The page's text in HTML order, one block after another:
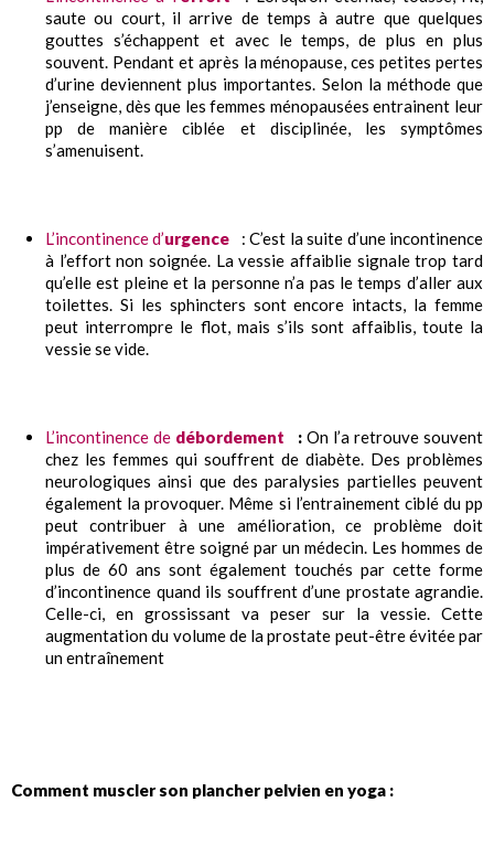
saute ou court, il arrive de temps à autre que quelques
gouttes s’échappent et avec le temps, de plus en plus
souvent. Pendant et après la ménopause, ces petites pertes
d’urine deviennent plus importantes. Selon la méthode que
j’enseigne, dès que les femmes ménopausées entrainent leur
pp de manière ciblée et disciplinée, les symptômes
s’amenuisent.
L’incontinence d’urgence
: C’est la suite d’une incontinence
à l’effort non soignée. La vessie affaiblie signale trop tard
qu’elle est pleine et la personne n’a pas le temps d’aller aux
toilettes. Si les sphincters sont encore intacts, la femme
peut interrompre le flot, mais s’ils sont affaiblis, toute la
vessie se vide.
L’incontinence de débordement : On l’a retrouve souvent
chez les femmes qui souffrent de diabète. Des problèmes
neurologiques ainsi que des paralysies partielles peuvent
également la provoquer. Même si l’entrainement ciblé du pp
peut contribuer à une amélioration, ce problème doit
impérativement être soigné par un médecin. Les hommes de
plus de 60 ans sont également touchés par cette forme
d’incontinence quand ils souffrent d’une prostate agrandie.
Celle-ci, en grossissant va peser sur la vessie. Cette
augmentation du volume de la prostate peut-être évitée par
un entraînement
Comment muscler son plancher pelvien en yoga :